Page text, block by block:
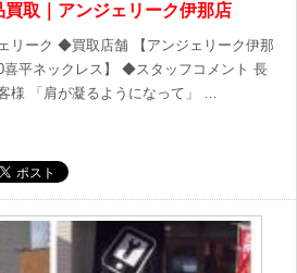
取｜アンジェリーク伊那店
リーク ◆買取店舗 【アンジェリーク伊那
平ネックレス】 ◆スタッフコメント 長
様 「肩が凝るようになって」 …